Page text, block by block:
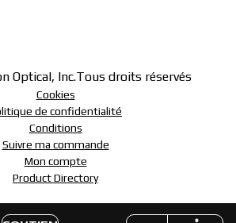
Optical, Inc.Tous droits réservés
Cookies
de confidentialité
Conditions
Suivre ma commande
Mon compte
Product Directory